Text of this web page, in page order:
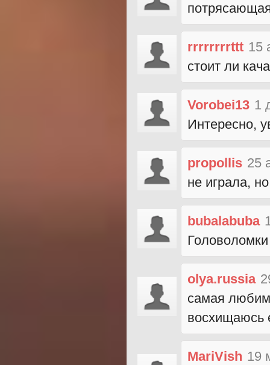
rrrrrrrrttt 15
стоит ли
Vorobei13 1
Интересно,
propollis 25
не играла,
bubalabuba
olya.russia
самая
восхищаюсь
MariVish 19